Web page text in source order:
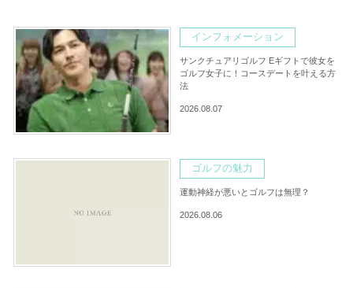
インフォメーション
サンクチュアリゴルフ Eギフトで彼女を
ゴルフ女子に！コースデートを叶える方
法
2026.08.07
ゴルフの魅力
運動神経が悪いとゴルフは無理？
2026.08.06